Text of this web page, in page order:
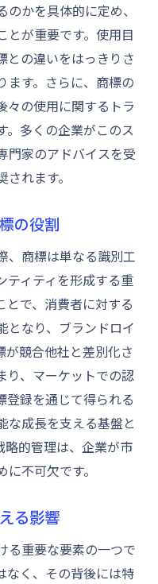
かを具体的に定め、
とが重要です。使用目
との違いをはっきりさ
ます。さらに、商標の
々の使用に関するトラ
。多くの企業がこのス
門家のアドバイスを受
れます。
の役割
、商標は単なる識別工
ティティを形成する重
とで、消費者に対する
となり、ブランドロイ
が競合他社と差別化さ
り、マーケットでの認
登録を通じて得られる
な成長を支える基盤と
略的管理は、企業が市
不可欠です。
る影響
る重要な要素の一つで
なく、その背後には特